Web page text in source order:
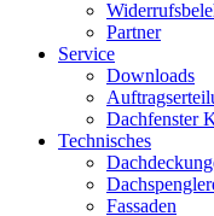
Partner
Service
Downloads
Dachfenster
Technisches
Fassaden